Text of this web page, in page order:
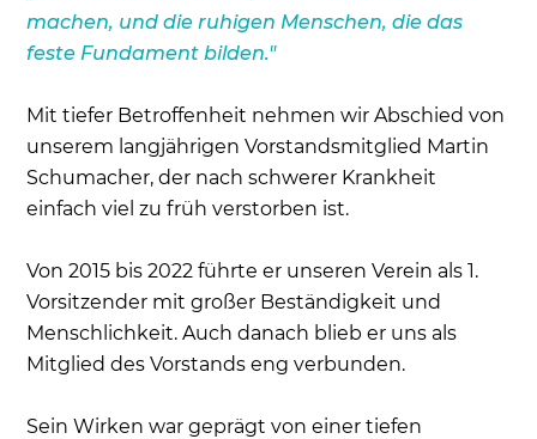
machen, und die ruhigen Menschen, die das
feste Fundament bilden."
Mit tiefer Betroffenheit nehmen wir Abschied von
unserem langjährigen Vorstandsmitglied Martin
Schumacher, der nach schwerer Krankheit
einfach viel zu früh verstorben ist.
Von 2015 bis 2022 führte er unseren Verein als 1.
Vorsitzender mit großer Beständigkeit und
Menschlichkeit. Auch danach blieb er uns als
Mitglied des Vorstands eng verbunden.
Sein Wirken war geprägt von einer tiefen